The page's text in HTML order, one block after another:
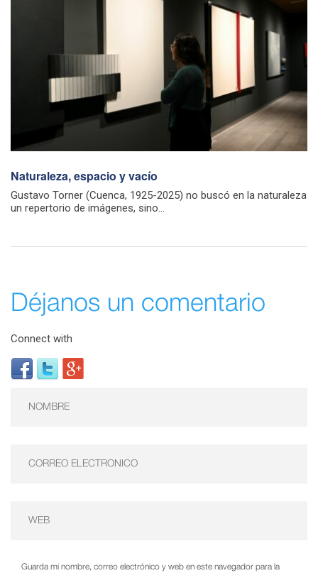
Naturaleza, espacio y vacío
Gustavo Torner (Cuenca, 1925-2025) no buscó en la naturaleza
un repertorio de imágenes, sino...
Déjanos un comentario
Connect with
Guarda mi nombre, correo electrónico y web en este navegador para la